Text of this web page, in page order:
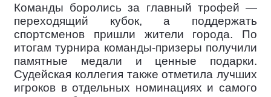
Команды боролись за главный трофей —
переходящий кубок, а поддержать
спортсменов пришли жители города. По
итогам турнира команды-призеры получили
памятные медали и ценные подарки.
Судейская коллегия также отметила лучших
игроков в отдельных номинациях и самого